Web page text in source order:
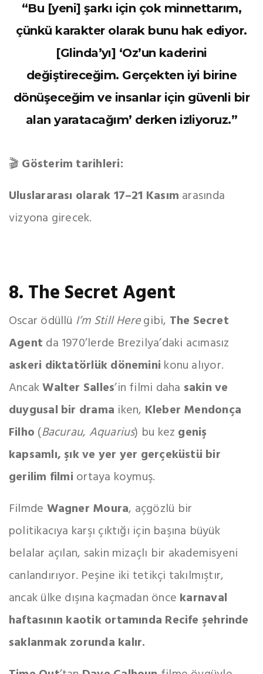
“Bu [yeni] şarkı için çok minnettarım,
çünkü karakter olarak bunu hak ediyor.
[Glinda’yı] ‘Oz’un kaderini
değiştireceğim. Gerçekten iyi birine
dönüşeceğim ve insanlar için güvenli bir
alan yaratacağım’ derken izliyoruz.”
🎬 Gösterim tarihleri:
Uluslararası olarak 17–21 Kasım arasında
vizyona girecek.
8. The Secret Agent
Oscar ödüllü I’m Still Heregibi, The Secret
Agent da 1970’lerde Brezilya’daki acımasız
askeri diktatörlük dönemini konu alıyor.
AncakWalter Salles’in filmi daha sakin ve
duygusal bir drama iken, Kleber Mendonça
Filho (Bacurau, Aquarius) bu kez geniş
kapsamlı, şık ve yer yer gerçeküstü bir
gerilim filmi ortaya koymuş.
Filmde Wagner Moura, açgözlü bir
politikacıya karşı çıktığı için başına büyük
belalar açılan, sakin mizaçlı bir akademisyeni
canlandırıyor. Peşine iki tetikçi takılmıştır,
ancak ülke dışına kaçmadan önce karnaval
haftasının kaotik ortamında Recife şehrinde
saklanmak zorunda kalır.